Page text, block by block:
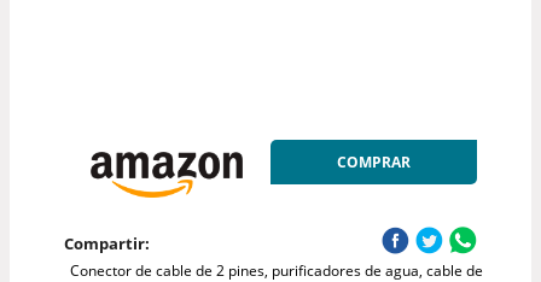
COMPRAR
Compartir:
Conector de cable de 2 pines, purificadores de agua, cable de